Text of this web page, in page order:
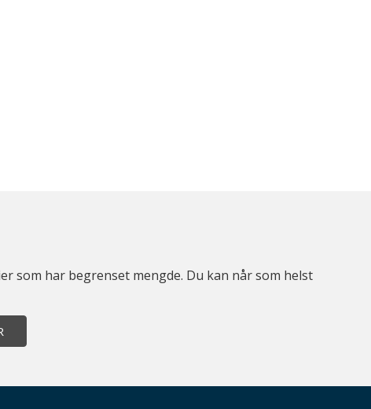
som har begrenset mengde. Du kan når som helst